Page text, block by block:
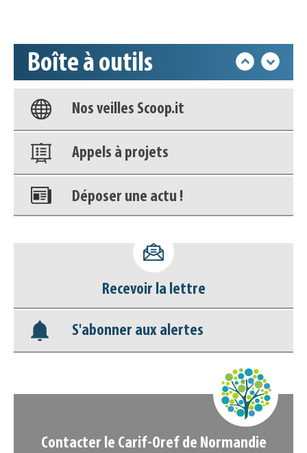
Boîte à outils
Base documentaire
Nos veilles Scoop.it
Appels à projets
Déposer une actu !
déconnecter)
Base documentaire
Nos veilles Scoop.it
Recevoir la lettre
S'abonner aux alertes
Contacter le Carif-Oref de Normandie